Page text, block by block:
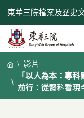
東華三院檔案及歷史
影片
「以人為本：專
前行：從腎科看現